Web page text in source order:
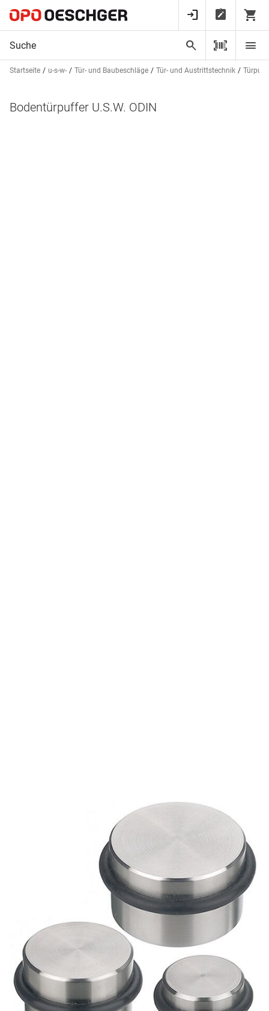
Startseite u-s-w- Tür- und Baubeschläge Tür- und Austrittstechnik
Bodentürpuffer U.S.W. ODIN